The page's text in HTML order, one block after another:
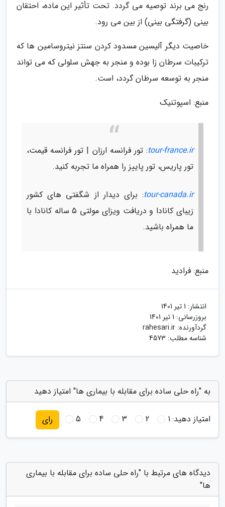
رنج می برند توصیه می گردد. تحت تأثیر این ماده، احتقان
بینی (گرفتگی بینی) از بین می رود.
خاصیت دیگر آلیسین مسدود کردن سنتز نیتروسامین ها که
ترکیبات سرطان زا بوده و منجر به جهش سلولی که می تواند
منجر به توسعه سرطان گردد، است.
منبع: اسپوتنیک
tour-france.ir: تور فرانسه ارزان | تور فرانسه قیمت،
تور پاریس، تور پاییز را همراه ما تجربه کنید.
tour-canada.ir: برای دیدار از شگفتی های کشور
زیبای کانادا و دریافت ویزای مولتی 5 ساله کانادا با
ما همراه باشید.
منبع: فرادید
انتشار: 1 تیر 1401
بروزرسانی: 1 تیر 1401
گردآورنده: rahesari.ir
شناسه مطلب: 4573
به "راه حلی ساده برای مقابله با بیماری ها" امتیاز دهید
امتیاز دهید:1
2
3
4
5 رای
دیدگاه های مرتبط با "راه حلی ساده برای مقابله با بیماری
ها"